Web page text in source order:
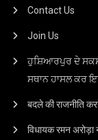
Contact Us
Join Us
ਹੁਸ਼ਿਆਰਪੁਰ ਦੇ
ਸਥਾਨ ਹਾਸਲ ਕਰ
बदले की राजनीति
विधायक रमन अरोड़ा